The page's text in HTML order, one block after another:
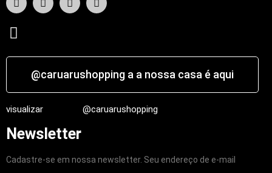
@caruarushopping a a nossa casa é aqui
visualizar @caruarushopping
Newsletter
Cadastre-se em nossa newsletter. Seu endereço de e-mail